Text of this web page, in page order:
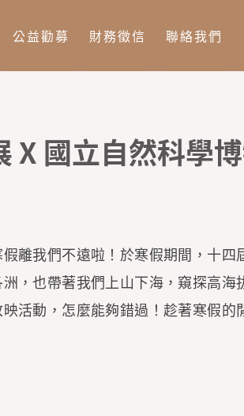
公益勸募 財務徵信 聯絡我們
X 國立自然科學
離我們不遠啦！於寒假期間，十四
，也帶著我們上山下海，窺探高海
活動，怎麼能夠錯過！趁著寒假的